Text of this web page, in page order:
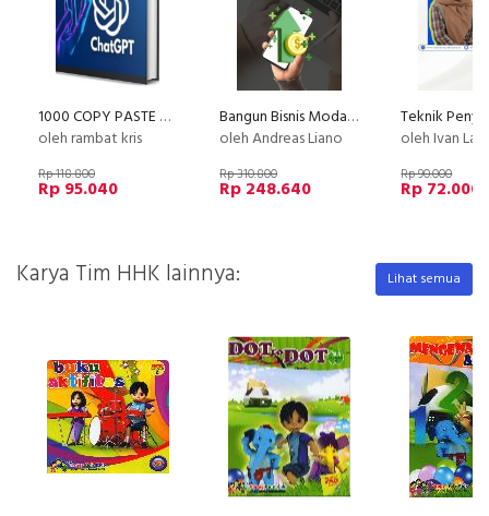
1000 COPY PASTE SCALE UP
oleh rambat kris
Rp 118.800
Rp 95.040
Bangun Bisnis Modal Sosial Media
oleh Andreas Liano
Rp 310.800
Rp 248.640
oleh Ivan
Rp 90.000
Rp 72.000
Karya Tim HHK lainnya: Lihat semua